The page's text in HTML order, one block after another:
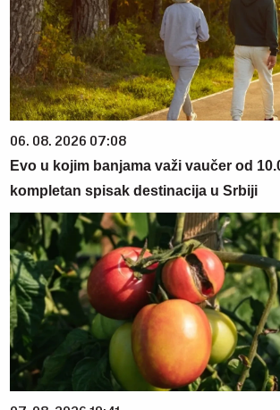
06. 08. 2026 07:08
Evo u kojim banjama važi vaučer od
kompletan spisak destinacija u Srbiji